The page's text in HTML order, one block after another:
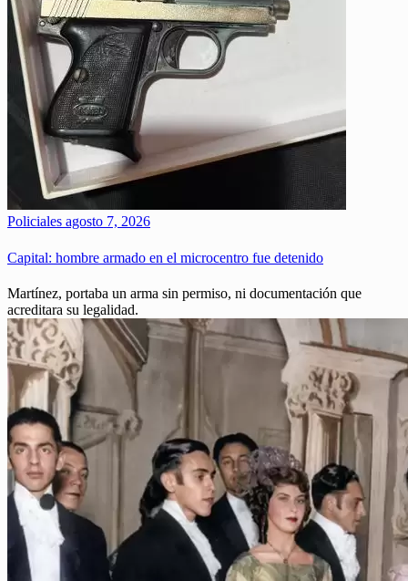
Policiales agosto 7, 2026
Capital: hombre armado en el microcentro fue detenido
Martínez, portaba un arma sin permiso, ni documentación que
acreditara su legalidad.